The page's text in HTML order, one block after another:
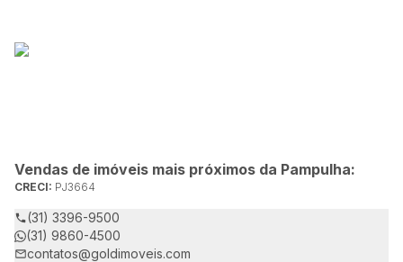
Vendas de imóveis mais próximos da Pampulha:
CRECI: PJ3664
(31) 3396-9500
(31) 9860-4500
contatos@goldimoveis.com